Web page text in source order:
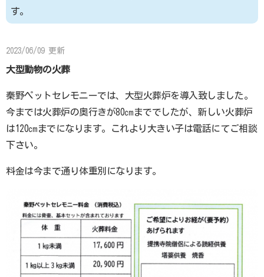
す。
2023/06/09 更新
大型動物の火葬
秦野ペットセレモニーでは、大型火葬炉を導入致しました。
今までは火葬炉の奥行きが80㎝まででしたが、新しい火葬炉
は120㎝までになります。これより大きい子は電話にてご相談
下さい。
料金は今まで通り体重別になります。